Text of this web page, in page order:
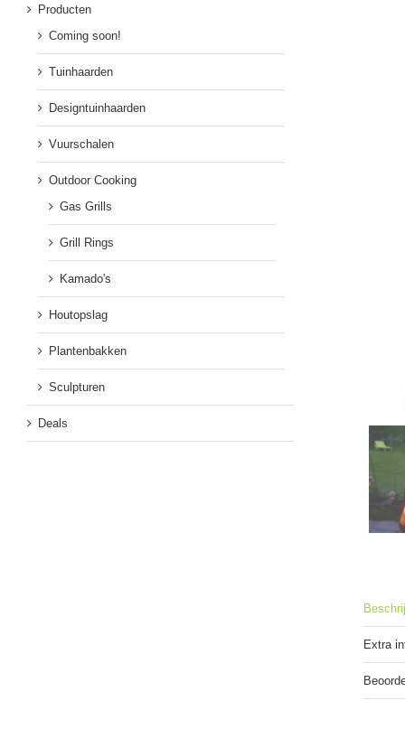
Extra
Producten
Coming soon!
Tuinhaarden
Designtuinhaarden
Vuurschalen
Outdoor Cooking
Gas Grills
Grill Rings
Kamado's
Houtopslag
Plantenbakken
Sculpturen
Deals